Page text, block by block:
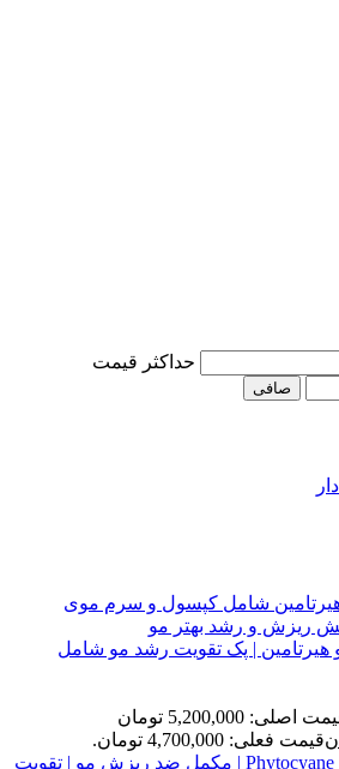
حداكثر قيمت
صافی
| پک تقویت رشد مو شامل
قیمت اصلی: 5,200,000 تومان
قیمت فعلی: 4,700,000 تومان.